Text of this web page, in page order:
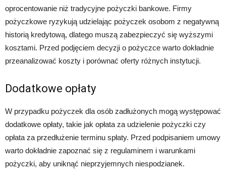
oprocentowanie niż tradycyjne pożyczki bankowe. Firmy
pożyczkowe ryzykują udzielając pożyczek osobom z negatywną
historią kredytową, dlatego muszą zabezpieczyć się wyższymi
kosztami. Przed podjęciem decyzji o pożyczce warto dokładnie
przeanalizować koszty i porównać oferty różnych instytucji.
Dodatkowe opłaty
W przypadku pożyczek dla osób zadłużonych mogą występować
dodatkowe opłaty, takie jak opłata za udzielenie pożyczki czy
opłata za przedłużenie terminu spłaty. Przed podpisaniem umowy
warto dokładnie zapoznać się z regulaminem i warunkami
pożyczki, aby uniknąć nieprzyjemnych niespodzianek.